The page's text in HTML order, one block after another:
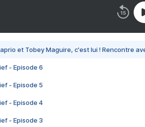
et Tobey Maguire, c'est lui ! Rencontre
- Episode 6
- Episode 5
- Episode 4
- Episode 3